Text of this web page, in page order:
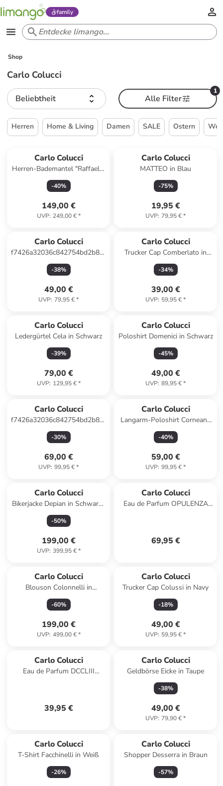
family
Shop
Carlo Colucci
Beliebtheit
1
Alle Filter
Herren Home & Living Damen SALE Ostern
Carlo Colucci
Herren-Bademantel "Raffaele"
in Schwarz
-40%
149,00 €
UVP: 249,00 €*
Carlo Colucci
MATTEO in Blau
-75%
19,95 €
UVP: 79,95 €*
Carlo Colucci
f7426a32036c842754bd2b85e569e40e
di Noia in Weiß
-38%
49,00 €
UVP: 79,95 €*
Carlo Colucci
Trucker Cap Comberlato in
Weiß / Blau
-34%
39,00 €
UVP: 59,95 €*
Carlo Colucci
Ledergürtel Cela in Schwarz
-39%
79,00 €
UVP: 129,95 €*
Carlo Colucci
Poloshirt Domenici in Schwarz
-45%
49,00 €
UVP: 89,95 €*
Carlo Colucci
f7426a32036c842754bd2b85e569e40e
Enea in Weiß
-30%
69,00 €
UVP: 99,95 €*
Carlo Colucci
Langarm-Poloshirt Corneanu
in Navy
-40%
59,00 €
UVP: 99,95 €*
Carlo Colucci
Bikerjacke Depian in Schwarz /
Mehrfarbig
-50%
199,00 €
UVP: 399,95 €*
Carlo Colucci
Eau de Parfum OPULENZA
69,95 €
Carlo Colucci
Blouson Colonnelli in
Schwarz
-60%
199,00 €
UVP: 499,00 €*
Carlo Colucci
Trucker Cap Colussi in Navy
-18%
49,00 €
UVP: 59,95 €*
Carlo Colucci
Eau de Parfum DCCLIII
39,95 €
Carlo Colucci
Geldbörse Eicke in Taupe
-38%
49,00 €
UVP: 79,90 €*
Carlo Colucci
T-Shirt Facchinelli in Weiß
-26%
Carlo Colucci
Shopper Desserra in Braun
-57%